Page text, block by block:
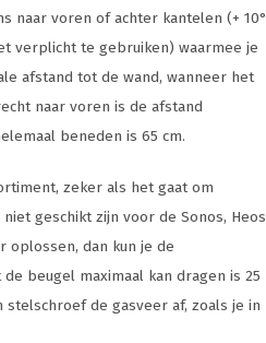
naar voren of achter kantelen (+ 10°
verplicht te gebruiken) waarmee je
afstand tot de wand, wanneer het
naar voren is de afstand
beneden is 65 cm.
zeker als het gaat om
geschikt zijn voor de Sonos, Heos
oplossen, dan kun je de
beugel maximaal kan dragen is 25
de gasveer af, zoals je in